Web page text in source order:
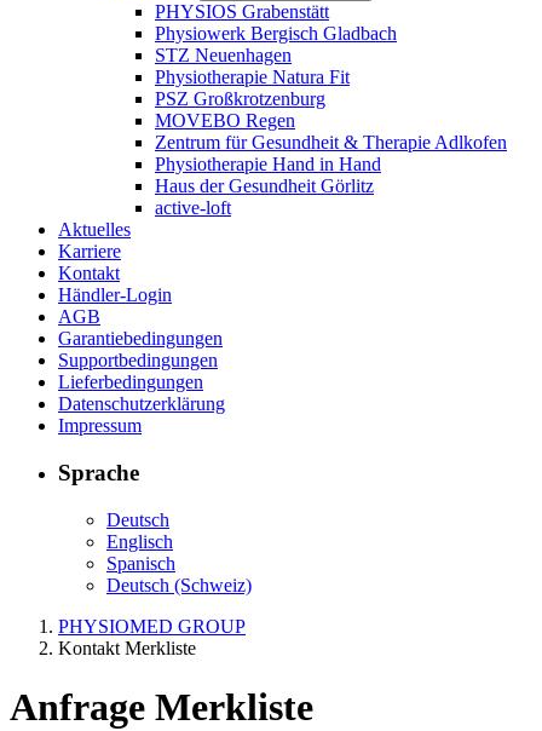
PHYSIOS Grabenstätt
Physiowerk Bergisch Gladbach
STZ Neuenhagen
Physiotherapie Natura Fit
PSZ Großkrotzenburg
MOVEBO Regen
Zentrum für Gesundheit & Therapie Adlkofen
Physiotherapie Hand in Hand
Haus der Gesundheit Görlitz
active-loft
Aktuelles
Karriere
Kontakt
Händler-Login
AGB
Garantiebedingungen
Supportbedingungen
Lieferbedingungen
Datenschutzerklärung
Impressum
Sprache
Deutsch
Englisch
Spanisch
Deutsch (Schweiz)
PHYSIOMED GROUP
Kontakt Merkliste
Anfrage Merkliste